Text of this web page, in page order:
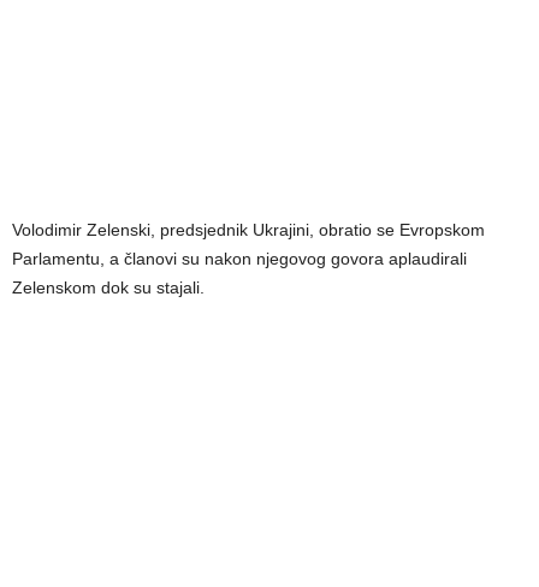
Volodimir Zelenski, predsjednik Ukrajini, obratio se Evropskom
Parlamentu, a članovi su nakon njegovog govora aplaudirali
Zelenskom dok su stajali.